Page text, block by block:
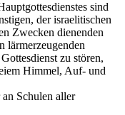
sind
der israelitischen
Zwecken dienenden
lärmerzeugenden
zu stören,
Himmel, Auf- und
Schulen aller